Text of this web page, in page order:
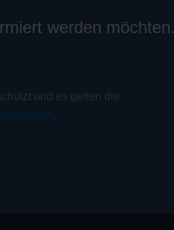
werden möchten.
und es gelten die
.